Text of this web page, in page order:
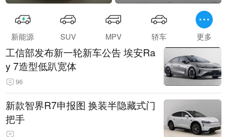
新能源 SUV MPV 轿车 更多
工信部发布新一轮新车公告 埃安Ra
y 7造型低趴宽体
96
新款智界R7申报图 换装半隐藏式门
把手